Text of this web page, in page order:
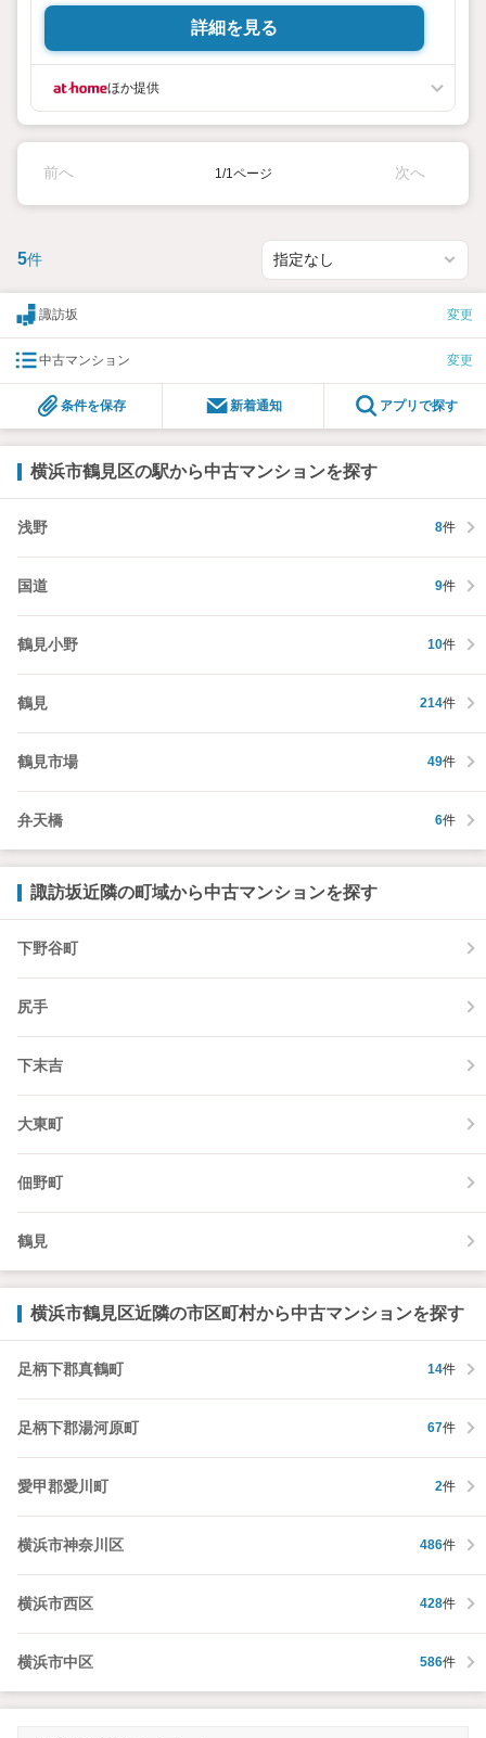
詳細を見る
ほか提供
前へ 1/1ページ 次へ
5件
諏訪坂 変更
中古マンション 変更
条件を保存 新着通知 アプリで探す
横浜市鶴見区の駅から中古マンションを探す
浅野 8件
国道 9件
鶴見小野 10件
鶴見 214件
鶴見市場 49件
弁天橋 6件
諏訪坂近隣の町域から中古マンションを探す
下野谷町
尻手
下末吉
大東町
佃野町
鶴見
横浜市鶴見区近隣の市区町村から中古マンションを探す
足柄下郡真鶴町 14件
足柄下郡湯河原町 67件
愛甲郡愛川町 2件
横浜市神奈川区 486件
横浜市西区 428件
横浜市中区 586件